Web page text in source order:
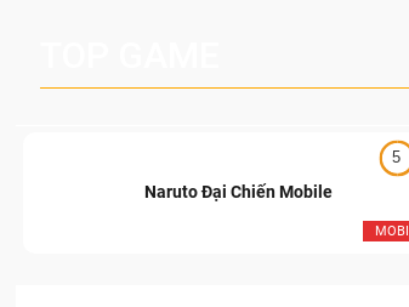
5
MOBI
Naruto Đại Chiến Mobile